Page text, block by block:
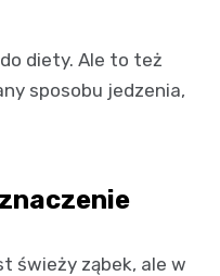
diety. Ale to też
sposobu jedzenia,
świeży ząbek, ale w